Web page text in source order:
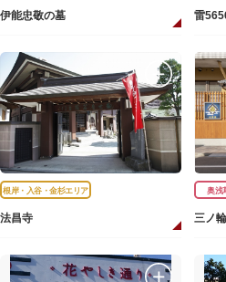
伊能忠敬の墓 雷
根岸・入谷・金杉エリア
法昌寺
奥浅
三ノ